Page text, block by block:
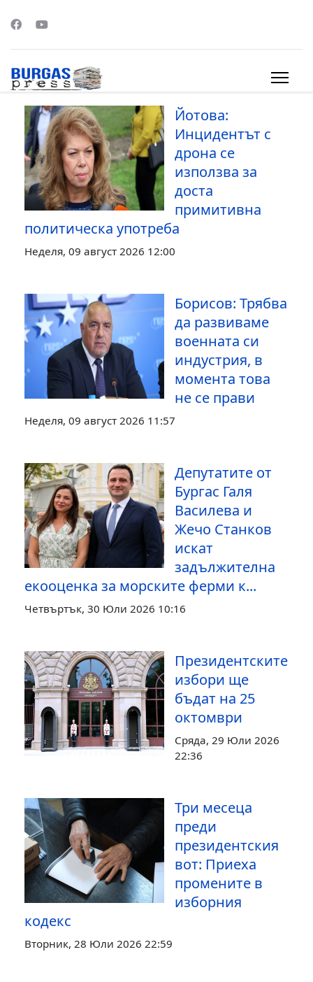
Йотова:
Инцидентът с
дрона се
използва за
доста
примитивна
политическа употреба
Неделя, 09 август 2026 12:00
Борисов: Трябва
да развиваме
военната си
индустрия, в
момента това
не се прави
Неделя, 09 август 2026 11:57
Депутатите от
Бургас Галя
Василева и
Жечо Станков
искат
задължителна
екооценка за морските ферми к...
Четвъртък, 30 Юли 2026 10:16
Президентските
избори ще
бъдат на 25
октомври
Сряда, 29 Юли 2026
22:36
Три месеца
преди
президентския
вот: Приеха
промените в
изборния
кодекс
Вторник, 28 Юли 2026 22:59